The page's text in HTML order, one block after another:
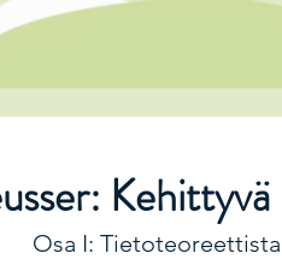
Osa I: